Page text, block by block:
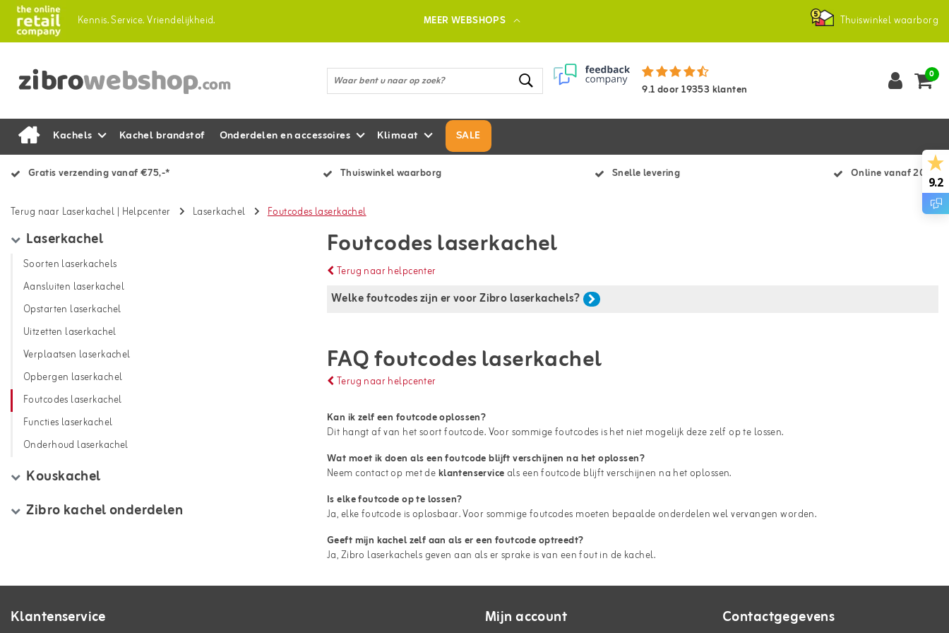
Kennis.Service.Vriendelijkheid. MEER WEBSHOPS Thuiswinkel waarborg
9.1door19353 klanten
0
Kachels Kachel brandstof Onderdelen en accessoires Klimaat SALE
Gratis verzending vanaf €75,-* Thuiswinkel waarborg Snelle levering Online vanaf 2007
Terug naar Laserkachel | Helpcenter Laserkachel Foutcodes laserkachel
Laserkachel
Soorten laserkachels
Aansluiten laserkachel
Opstarten laserkachel
Uitzetten laserkachel
Verplaatsen laserkachel
Opbergen laserkachel
Foutcodes laserkachel
Functies laserkachel
Onderhoud laserkachel
Kouskachel
Zibro kachel onderdelen
Foutcodes laserkachel
Terug naar helpcenter
Welke foutcodes zijn er voor Zibro laserkachels?
FAQ foutcodes laserkachel
Terug naar helpcenter
Kan ik zelf een foutcode oplossen?
Dit hangt af van het soort foutcode. Voor sommige foutcodes is het niet mogelijk deze zelf op te lossen.
Wat moet ik doen als een foutcode blijft verschijnen na het oplossen?
Neem contact op met deklantenserviceals een foutcode blijft verschijnen na het oplossen.
Is elke foutcode op te lossen?
Ja, elke foutcode is oplosbaar. Voor sommige foutcodes moeten bepaalde onderdelen wel vervangen worden.
Geeft mijn kachel zelf aan als er een foutcode optreedt?
Ja, Zibro laserkachels geven aan als er sprake is van een fout in de kachel.
Klantenservice Mijn account Contactgegevens
9.2